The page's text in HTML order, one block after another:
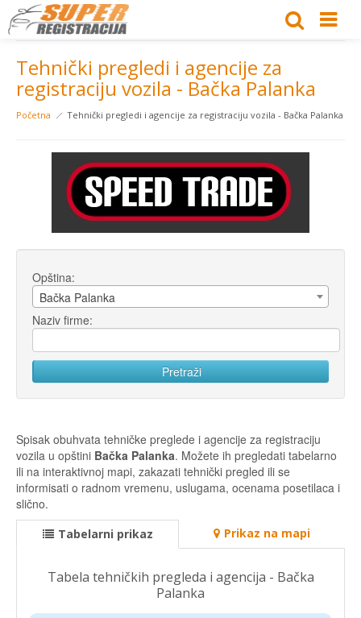
Tehnički pregledi i agencije za
registraciju vozila - Bačka Palanka
Početna Tehnički pregledi i agencije za registraciju vozila - Bačka Palanka
Opština:
Bačka Palanka
Naziv firme:
Spisak obuhvata tehničke preglede i agencije za registraciju
vozila u opštini Bačka Palanka. Možete ih pregledati tabelarno
ili na interaktivnoj mapi, zakazati tehnički pregled ili se
informisati o radnom vremenu, uslugama, ocenama posetilaca i
slično.
Tabelarni prikaz Prikaz na mapi
Tabela tehničkih pregleda i agencija - Bačka
Palanka